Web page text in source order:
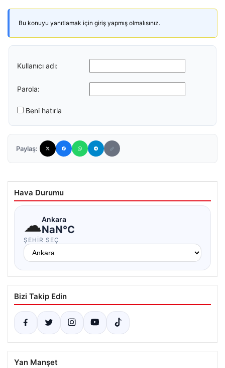
Bu konuyu yanıtlamak için giriş yapmış olmalısınız.
Kullanıcı adı:
Parola:
Beni hatırla
Paylaş:
Hava Durumu
☁Ankara
NaN°C
ŞEHIR SEÇ
Bizi Takip Edin
Yan Manşet